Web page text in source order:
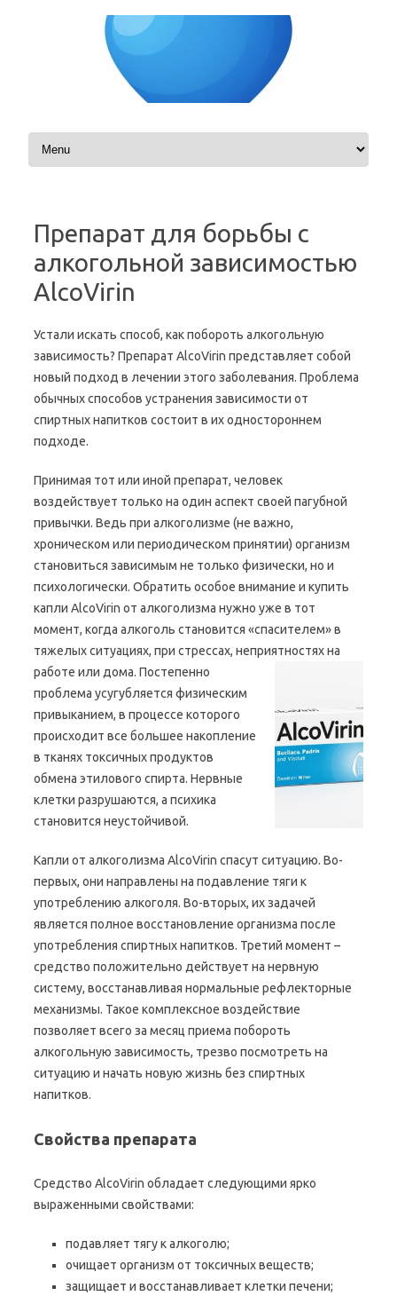
Skip to content
Препарат для борьбы с
алкогольной зависимостью
AlcoVirin
Устали искать способ, как побороть алкогольную
зависимость? Препарат AlcoVirin представляет собой
новый подход в лечении этого заболевания. Проблема
обычных способов устранения зависимости от
спиртных напитков состоит в их одностороннем
подходе.
Принимая тот или иной препарат, человек
воздействует только на один аспект своей пагубной
привычки. Ведь при алкоголизме (не важно,
хроническом или периодическом принятии) организм
становиться зависимым не только физически, но и
психологически. Обратить особое внимание и купить
капли AlcoVirin от алкоголизма нужно уже в тот
момент, когда алкоголь становится «спасителем» в
тяжелых ситуациях, при стрессах, неприятностях на
работе или дома. Постепенно
проблема усугубляется физическим
привыканием, в процессе которого
происходит все большее накопление
в тканях токсичных продуктов
обмена этилового спирта. Нервные
клетки разрушаются, а психика
становится неустойчивой.
Капли от алкоголизма AlcoVirin спасут ситуацию. Во-
первых, они направлены на подавление тяги к
употреблению алкоголя. Во-вторых, их задачей
является полное восстановление организма после
употребления спиртных напитков. Третий момент –
средство положительно действует на нервную
систему, восстанавливая нормальные рефлекторные
механизмы. Такое комплексное воздействие
позволяет всего за месяц приема побороть
алкогольную зависимость, трезво посмотреть на
ситуацию и начать новую жизнь без спиртных
напитков.
Свойства препарата
Средство AlcoVirin обладает следующими ярко
выраженными свойствами:
подавляет тягу к алкоголю;
очищает организм от токсичных веществ;
защищает и восстанавливает клетки печени;